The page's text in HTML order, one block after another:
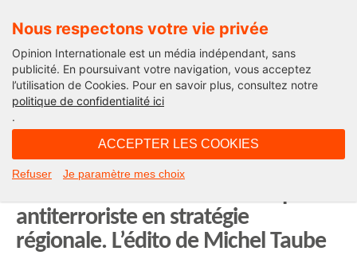
Nous respectons votre vie privée
Opinion Internationale est un média indépendant, sans
publicité. En poursuivant votre navigation, vous acceptez
l’utilisation de Cookies. Pour en savoir plus, consultez notre
politique de confidentialité ici
.
ACCEPTER LES COOKIES
Refuser Je paramètre mes choix
Edito
Dix ans après Grand-Bassam, la
antiterroriste en stratégie
régionale. L’édito de Michel Taube